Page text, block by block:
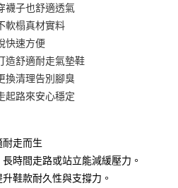
台北富邦商業銀行
兆豐國際商業銀行
台中商業銀行
華泰商業銀行
遠東國際商業銀行
永豐商業銀行
星展（台灣）商業銀行
後才付款」的支付方式。 讓您購物簡單
卡、不需儲值。
襪子也舒適透氣
軟榻真材實料
快速方便
造舒適耐走氣墊鞋
換清理告別腳臭
起路來安心穩定
耐走而生
時間走路或站立能減緩壓力。
鞋款耐久性與支撐力。